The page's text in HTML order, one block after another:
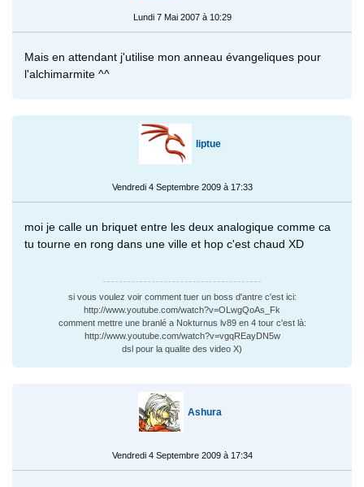
Lundi 7 Mai 2007 à 10:29
Mais en attendant j'utilise mon anneau évangeliques pour
l'alchimarmite ^^
liptue
Vendredi 4 Septembre 2009 à 17:33
moi je calle un briquet entre les deux analogique comme ca
tu tourne en rong dans une ville et hop c'est chaud XD
si vous voulez voir comment tuer un boss d'antre c'est ici:
http://www.youtube.com/watch?v=OLwgQoAs_Fk
comment mettre une branlé a Nokturnus lv89 en 4 tour c'est là:
http://www.youtube.com/watch?v=vgqREayDN5w
dsl pour la qualite des video X)
Ashura
Vendredi 4 Septembre 2009 à 17:34